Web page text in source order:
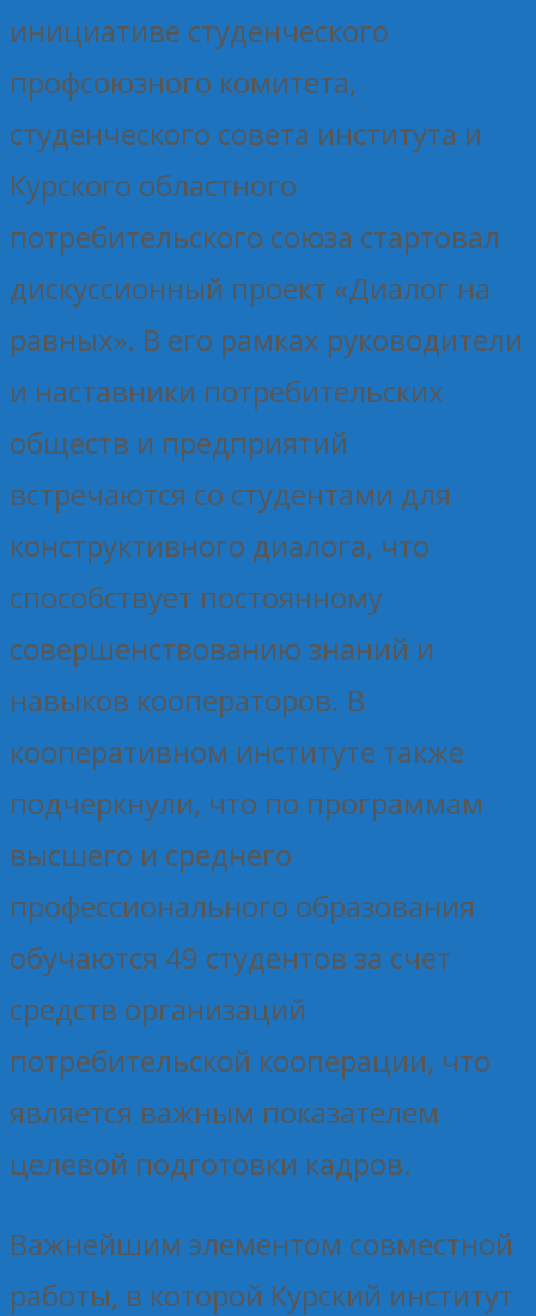
инициативе студенческого
профсоюзного комитета,
студенческого совета института и
Курского областного
потребительского союза стартовал
дискуссионный проект «Диалог на
равных». В его рамках руководители
и наставники потребительских
обществ и предприятий
встречаются со студентами для
конструктивного диалога, что
способствует постоянному
совершенствованию знаний и
навыков кооператоров. В
кооперативном институте также
подчеркнули, что по программам
высшего и среднего
профессионального образования
обучаются 49 студентов за счет
средств организаций
потребительской кооперации, что
является важным показателем
целевой подготовки кадров.
Важнейшим элементом совместной
работы, в которой Курский институт